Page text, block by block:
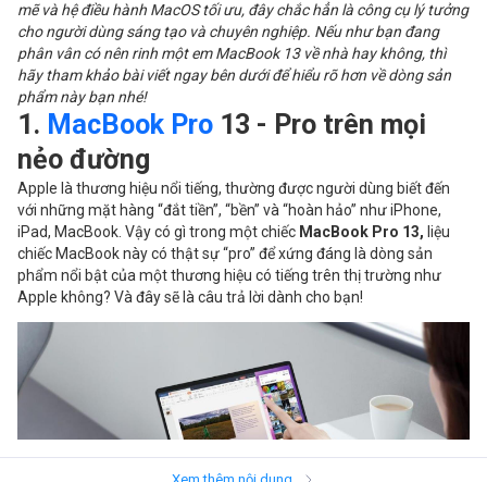
mẽ và hệ điều hành MacOS tối ưu, đây chắc hẳn là công cụ lý tưởng
cho người dùng sáng tạo và chuyên nghiệp. Nếu như bạn đang
phân vân có nên rinh một em MacBook 13 về nhà hay không, thì
hãy tham khảo bài viết ngay bên dưới để hiểu rõ hơn về dòng sản
phẩm này bạn nhé!
1. MacBook Pro 13 - Pro trên mọi
nẻo đường
Apple là thương hiệu nổi tiếng, thường được người dùng biết đến
với những mặt hàng “đắt tiền”, “bền” và “hoàn hảo” như iPhone,
iPad, MacBook. Vậy có gì trong một chiếc MacBook Pro 13, liệu
chiếc MacBook này có thật sự “pro” để xứng đáng là dòng sản
phẩm nổi bật của một thương hiệu có tiếng trên thị trường như
Apple không? Và đây sẽ là câu trả lời dành cho bạn!